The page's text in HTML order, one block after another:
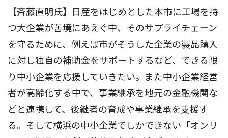
【斉藤直明氏】日産をはじめとした本市に工場を持
つ大企業が苦境にあえぐ中、そのサプライチェーン
を守るために、例えば市がそうした企業の製品購入
に対し独自の補助金をサポートするなど、できる限
り中小企業を応援していきたい。また中小企業経営
者が高齢化する中で、事業継承を地元の金融機関な
どと連携して、後継者の育成や事業継承を支援す
る。そして横浜の中小企業でしかできない「オンリ